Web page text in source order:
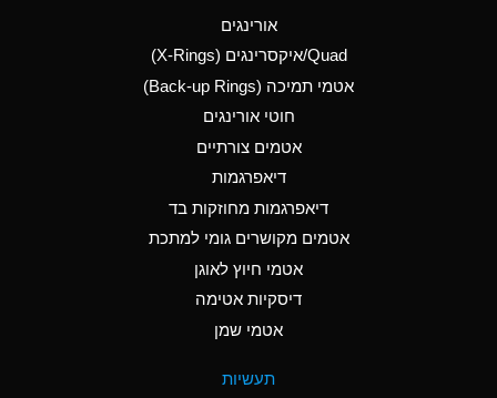
Aluminum Nitrate
(Aqueous)
Aluminum Phosphate
Ammonia Anhydrous
B
Ammonia Gas (cold)
A
Ammonia Gas (hot)
אורינגים
Quad/איקסרינגים (X-Rings)
אטמי תמיכה (Back-up Rings)
חוטי אורינגים
אטמים צורתיים
דיאפרגמות
דיאפרגמות מחוזקות בד
אטמים מקושרים גומי למתכת
אטמי חיוץ לאוגן
דיסקיות אטימה
אטמי שמן
תעשיות